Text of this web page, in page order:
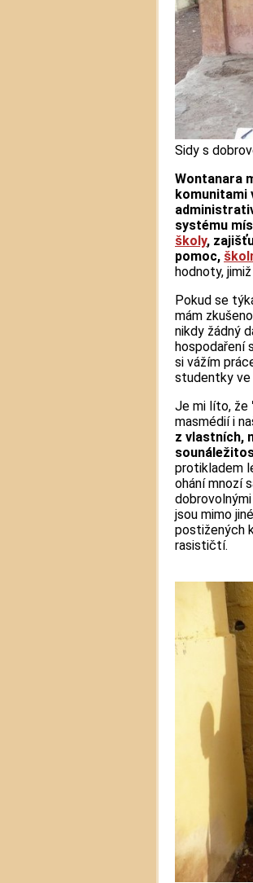
Sidy s
Wontanara
komunitami
systému
školy,
pomoc,
hodnoty,
Pokud se
mám
nikdy žádný
hospodaření
si vážím
studentky ve
Je mi líto, že
masmédií i
z vlastních,
protikladem
ohání mnozí
jsou mimo
postižených
rasističtí.